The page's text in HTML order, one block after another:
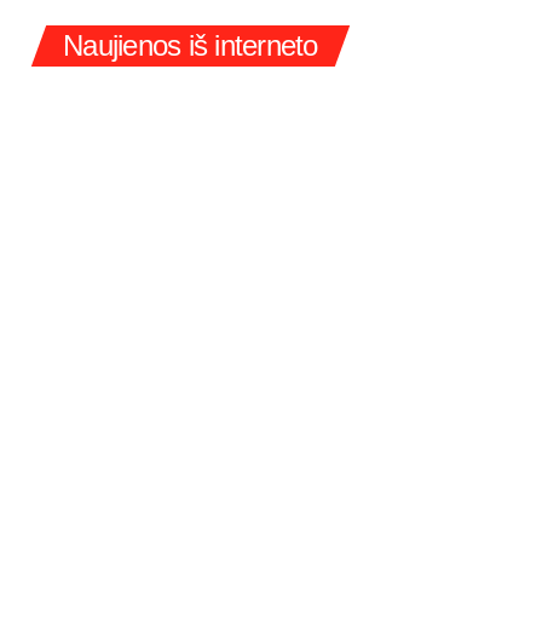
Naujienos iš interneto